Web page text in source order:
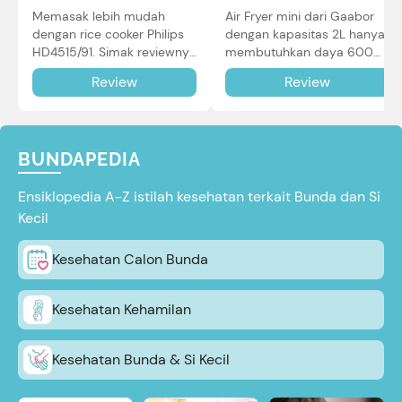
Memasak lebih mudah
dengan rice cooker Philips
HD4515/91. Simak reviewnya
di sini.
Review
Air Fryer mini dari Gaabor
dengan kapasitas 2L hanya
membutuhkan daya 600W
dalam pemakaian. Simak
review selengkapnya di sini.
Review
BUNDAPEDIA
Ensiklopedia A-Z istilah kesehatan terkait Bunda dan Si
Kecil
Kesehatan Calon Bunda
Kesehatan Kehamilan
Kesehatan Bunda & Si Kecil